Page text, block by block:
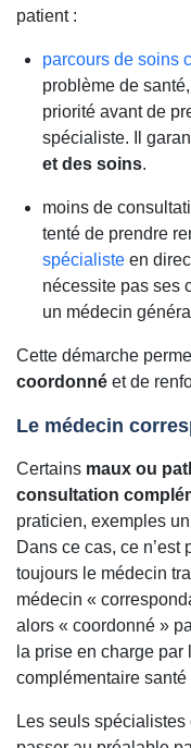
patient :
parcours de soins
problème de
priorité avant de
spécialiste. Il
et des soins.
moins de
tenté de prendre
spécialiste en
nécessite pas ses
un médecin
Cette démarche
coordonné et de
Le médecin
Certains maux ou
consultation
praticien, exemples
Dans ce cas, ce
toujours le médecin
médecin «
alors « coordonné »
la prise en charge par
complémentaire santé
Les seuls